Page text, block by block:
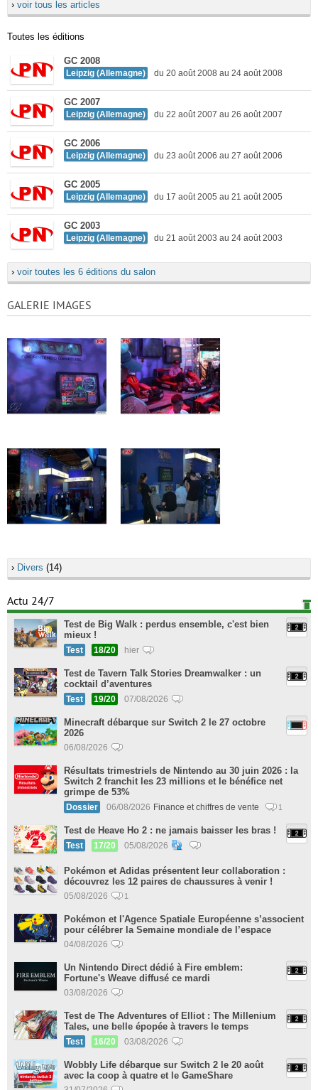
› voir tous les articles
Toutes les éditions
GC 2008
Leipzig (Allemagne) du 20 août 2008 au 24 août 2008
GC 2007
Leipzig (Allemagne) du 22 août 2007 au 26 août 2007
GC 2006
Leipzig (Allemagne) du 23 août 2006 au 27 août 2006
GC 2005
Leipzig (Allemagne) du 17 août 2005 au 21 août 2005
GC 2003
Leipzig (Allemagne) du 21 août 2003 au 24 août 2003
› voir toutes les 6 éditions du salon
GALERIE IMAGES
› Divers (14)
Actu 24/7
Test de Big Walk : perdus ensemble, c'est bien
mieux !
Test 18/20 hier
Test de Tavern Talk Stories Dreamwalker : un
cocktail d’aventures
Test 19/20 07/08/2026
Minecraft débarque sur Switch 2 le 27 octobre
2026
06/08/2026
Résultats trimestriels de Nintendo au 30 juin 2026 : la
Switch 2 franchit les 23 millions et le bénéfice net
grimpe de 53%
Dossier 06/08/2026 Finance et chiffres de vente 1
Test de Heave Ho 2 : ne jamais baisser les bras !
Test 17/20 05/08/2026
Pokémon et Adidas présentent leur collaboration :
découvrez les 12 paires de chaussures à venir !
05/08/2026 1
Pokémon et l'Agence Spatiale Européenne s’associent
pour célébrer la Semaine mondiale de l’espace
04/08/2026
Un Nintendo Direct dédié à Fire emblem:
Fortune's Weave diffusé ce mardi
03/08/2026
Test de The Adventures of Elliot : The Millenium
Tales, une belle épopée à travers le temps
Test 16/20 03/08/2026
Wobbly Life débarque sur Switch 2 le 20 août
avec la coop à quatre et le GameShare